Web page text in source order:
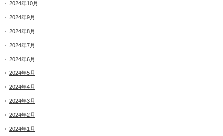
2024年10月
2024年9月
2024年8月
2024年7月
2024年6月
2024年5月
2024年4月
2024年3月
2024年2月
2024年1月